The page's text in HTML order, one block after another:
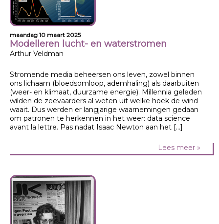
maandag 10 maart 2025
Modelleren lucht- en waterstromen
Arthur Veldman
Stromende media beheersen ons leven, zowel binnen
ons lichaam (bloedsomloop, ademhaling) als daarbuiten
(weer- en klimaat, duurzame energie). Millennia geleden
wilden de zeevaarders al weten uit welke hoek de wind
waait. Dus werden er langjarige waarnemingen gedaan
om patronen te herkennen in het weer: data science
avant la lettre. Pas nadat Isaac Newton aan het […]
Lees meer »